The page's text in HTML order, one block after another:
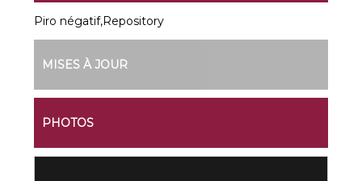
Piro négatif,Repository
MISES À JOUR
PHOTOS